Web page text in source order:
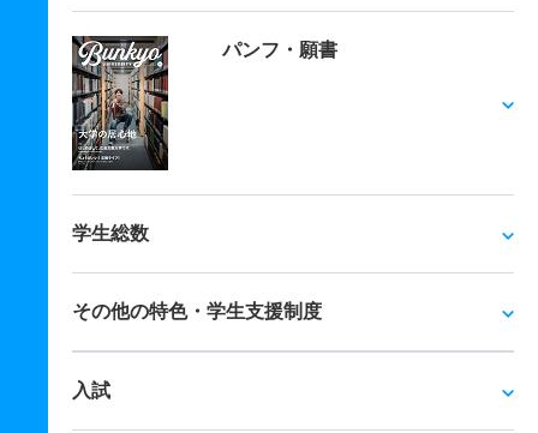
パンフ・願書
学生総数
その他の特色・学生支援制度
入試